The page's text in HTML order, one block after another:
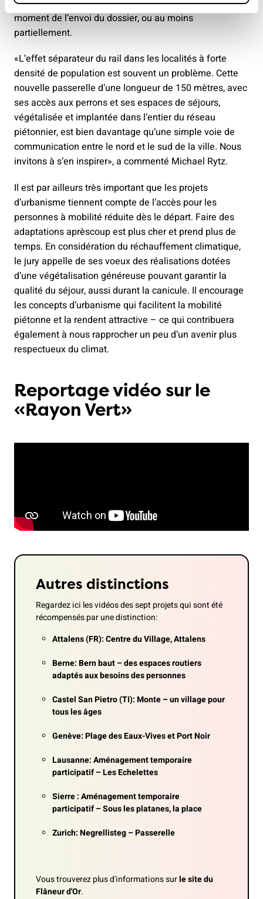
projets sur place – ils doivent déjà être réalisés au
moment de l’envoi du dossier, ou au moins
partiellement.
«L’effet séparateur du rail dans les localités à forte
densité de population est souvent un problème. Cette
nouvelle passerelle d’une longueur de 150 mètres, avec
ses accès aux perrons et ses espaces de séjours,
végétalisée et implantée dans l’entier du réseau
piétonnier, est bien davantage qu’une simple voie de
communication entre le nord et le sud de la ville. Nous
invitons à s’en inspirer», a commenté Michael Rytz.
Il est par ailleurs très important que les projets
d’urbanisme tiennent compte de l’accès pour les
personnes à mobilité réduite dès le départ. Faire des
adaptations aprèscoup est plus cher et prend plus de
temps. En considération du réchauffement climatique,
le jury appelle de ses voeux des réalisations dotées
d’une végétalisation généreuse pouvant garantir la
qualité du séjour, aussi durant la canicule. Il encourage
les concepts d’urbanisme qui facilitent la mobilité
piétonne et la rendent attractive – ce qui contribuera
également à nous rapprocher un peu d’un avenir plus
respectueux du climat.
Reportage vidéo sur le
«Rayon Vert»
Autres distinctions
Regardez ici les vidéos des sept projets qui sont été
récompensés par une distinction:
Attalens (FR): Centre du Village, Attalens
Berne: Bern baut – des espaces routiers
adaptés aux besoins des personnes
Castel San Pietro (TI): Monte – un village pour
tous les âges
Genève: Plage des Eaux-Vives et Port Noir
Lausanne: Aménagement temporaire
participatif – Les Echelettes
Sierre : Aménagement temporaire
participatif – Sous les platanes, la place
Zurich: Negrellisteg – Passerelle
Vous trouverez plus d'informations surle site du
Flâneur d'Or.